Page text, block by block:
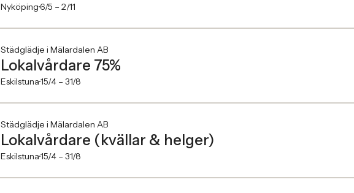
Nyköping6/5 – 2/11
Städglädje i Mälardalen AB
Lokalvårdare 75%
Eskilstuna15/4 – 31/8
Städglädje i Mälardalen AB
Lokalvårdare (kvällar & helger)
Eskilstuna15/4 – 31/8